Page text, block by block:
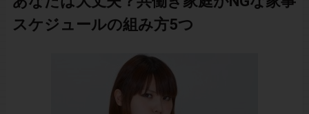
スケジュールの組み方5つ